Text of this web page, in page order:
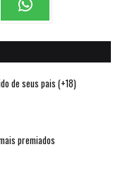
de seus pais (+18)
premiados